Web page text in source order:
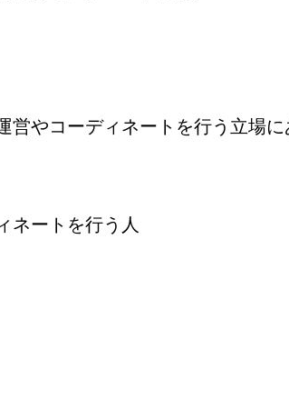
営やコーディネートを行う立場
ネートを行う人